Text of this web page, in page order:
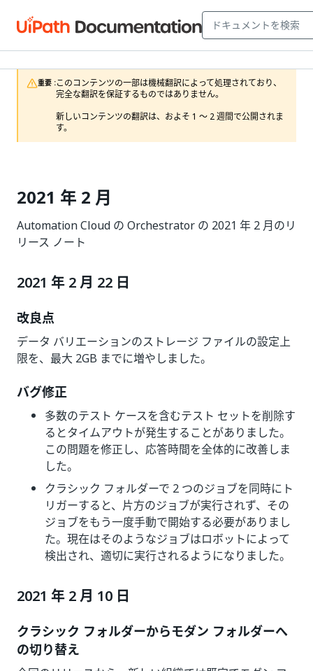
重要 :このコンテンツの一部は機械翻訳によって処理されており、
完全な翻訳を保証するものではありません。
新しいコンテンツの翻訳は、およそ 1 ～ 2 週間で公開されま
す。
2021 年 2 月
Automation Cloud の Orchestrator の 2021 年 2 月のリ
リース ノート
2021 年 2 月 22 日
改良点
データ バリエーションのストレージ ファイルの設定上
限を、最大 2GB までに増やしました。
バグ修正
多数のテスト ケースを含むテスト セットを削除す
るとタイムアウトが発生することがありました。
この問題を修正し、応答時間を全体的に改善しま
した。
クラシック フォルダーで 2 つのジョブを同時にト
リガーすると、片方のジョブが実行されず、その
ジョブをもう一度手動で開始する必要がありまし
た。現在はそのようなジョブはロボットによって
検出され、適切に実行されるようになりました。
2021 年 2 月 10 日
クラシック フォルダーからモダン フォルダーへ
の切り替え